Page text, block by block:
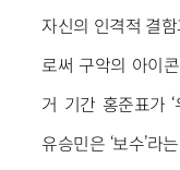
자신의 인격적 결
로써 구악의 아이
거 기간 홍준표가
유승민은 ‘보수’라